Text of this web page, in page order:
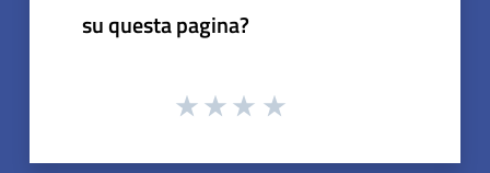
su questa pagina?